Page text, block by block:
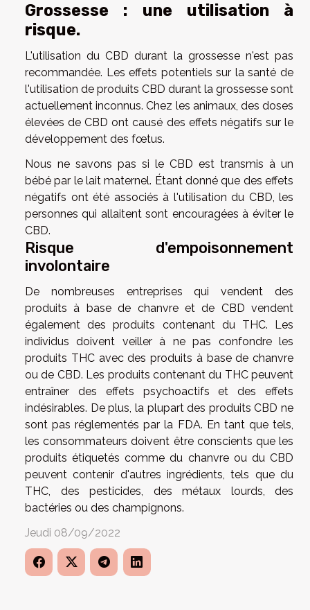
Grossesse : une utilisation à
risque.
L'utilisation du CBD durant la grossesse n'est pas
recommandée. Les effets potentiels sur la santé de
l'utilisation de produits CBD durant la grossesse sont
actuellement inconnus. Chez les animaux, des doses
élevées de CBD ont causé des effets négatifs sur le
développement des fœtus.
Nous ne savons pas si le CBD est transmis à un
bébé par le lait maternel. Étant donné que des effets
négatifs ont été associés à l'utilisation du CBD, les
personnes qui allaitent sont encouragées à éviter le
CBD.
Risque d'empoisonnement
involontaire
De nombreuses entreprises qui vendent des
produits à base de chanvre et de CBD vendent
également des produits contenant du THC. Les
individus doivent veiller à ne pas confondre les
produits THC avec des produits à base de chanvre
ou de CBD. Les produits contenant du THC peuvent
entraîner des effets psychoactifs et des effets
indésirables. De plus, la plupart des produits CBD ne
sont pas réglementés par la FDA. En tant que tels,
les consommateurs doivent être conscients que les
produits étiquetés comme du chanvre ou du CBD
peuvent contenir d'autres ingrédients, tels que du
THC, des pesticides, des métaux lourds, des
bactéries ou des champignons.
Jeudi 08/09/2022